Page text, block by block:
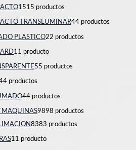
1515 productos
TRANSLUMINAR44 productos
PLASTICO22 productos
11 producto
55 productos
4 productos
44 productos
MAQUINAS9898 productos
8383 productos
11 producto